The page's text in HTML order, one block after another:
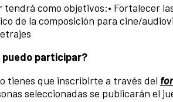
tendrá como objetivos:• Fortalecer
de la composición para cine/
puedo participar?
tienes que inscribirte a través del
seleccionadas se publicarán el